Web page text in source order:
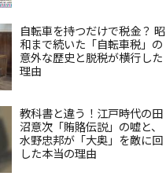
自転車を持つだけで税金？ 昭
和まで続いた「自転車税」の
意外な歴史と脱税が横行した
理由
教科書と違う！江戸時代の田
沼意次「賄賂伝説」の嘘と、
水野忠邦が「大奥」を敵に回
した本当の理由